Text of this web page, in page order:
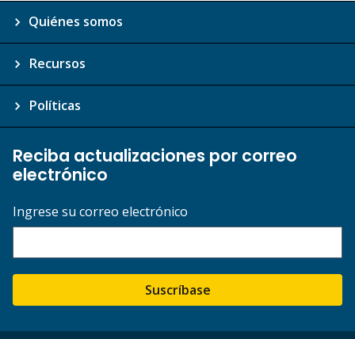
Quiénes somos
Recursos
Políticas
Reciba actualizaciones por correo
electrónico
Ingrese su correo electrónico
Suscríbase